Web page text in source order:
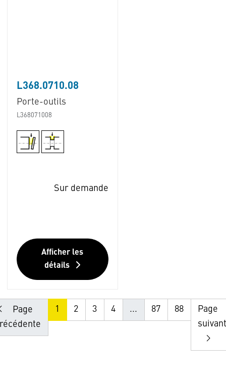
L368.0710.08
Porte-outils
L368071008
Sur demande
Afficher les
détails
Page
1 2 3 4 ... 87 88
Page